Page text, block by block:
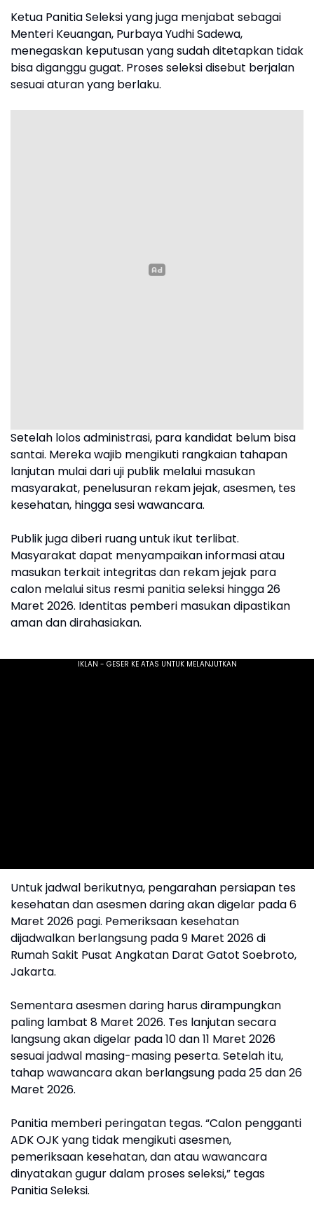
Ketua Panitia Seleksi yang juga menjabat sebagai
Menteri Keuangan, Purbaya Yudhi Sadewa,
menegaskan keputusan yang sudah ditetapkan tidak
bisa diganggu gugat. Proses seleksi disebut berjalan
sesuai aturan yang berlaku.
Setelah lolos administrasi, para kandidat belum bisa
santai. Mereka wajib mengikuti rangkaian tahapan
lanjutan mulai dari uji publik melalui masukan
masyarakat, penelusuran rekam jejak, asesmen, tes
kesehatan, hingga sesi wawancara.
Publik juga diberi ruang untuk ikut terlibat.
Masyarakat dapat menyampaikan informasi atau
masukan terkait integritas dan rekam jejak para
calon melalui situs resmi panitia seleksi hingga 26
Maret 2026. Identitas pemberi masukan dipastikan
aman dan dirahasiakan.
Untuk jadwal berikutnya, pengarahan persiapan tes
kesehatan dan asesmen daring akan digelar pada 6
Maret 2026 pagi. Pemeriksaan kesehatan
dijadwalkan berlangsung pada 9 Maret 2026 di
Rumah Sakit Pusat Angkatan Darat Gatot Soebroto,
Jakarta.
Sementara asesmen daring harus dirampungkan
paling lambat 8 Maret 2026. Tes lanjutan secara
langsung akan digelar pada 10 dan 11 Maret 2026
sesuai jadwal masing-masing peserta. Setelah itu,
tahap wawancara akan berlangsung pada 25 dan 26
Maret 2026.
Panitia memberi peringatan tegas. “Calon pengganti
ADK OJK yang tidak mengikuti asesmen,
pemeriksaan kesehatan, dan atau wawancara
dinyatakan gugur dalam proses seleksi,” tegas
Panitia Seleksi.